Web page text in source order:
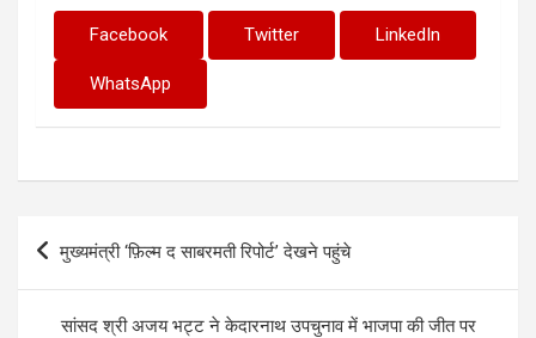
Facebook Twitter LinkedIn
WhatsApp
Post
navigation
मुख्यमंत्री ‘फ़िल्म द साबरमती रिपोर्ट’ देखने पहुंचे
सांसद श्री अजय भट्ट ने केदारनाथ उपचुनाव में भाजपा की जीत पर